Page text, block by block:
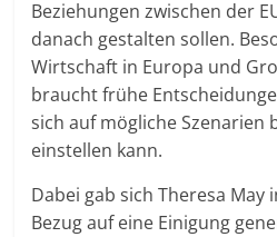
Beziehungen zwischen der
danach gestalten sollen.
Wirtschaft in Europa und
braucht frühe
sich auf mögliche Szenarien
einstellen kann.
Dabei gab sich Theresa May
Bezug auf eine Einigung